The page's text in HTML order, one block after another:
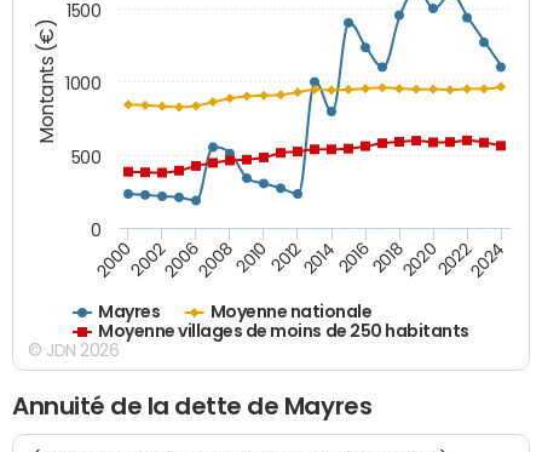
Montants (€)
Mayres
Moyenne nationale
Moyenne villages de moins de 250 habitants
200020022006200820102012201420162018202020222024
0
500
1000
1500
© JDN 2026
Annuité de la dette de Mayres